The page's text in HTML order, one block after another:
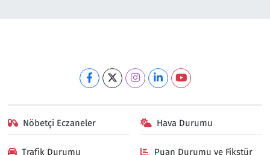
Nöbetçi Eczaneler Hava Durumu
Trafik Durumu Puan Durumu ve Fikstür